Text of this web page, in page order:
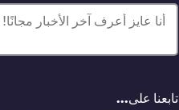
أنا عايز أعرف آخر الأخبار مجانًا!
تابعنا على...